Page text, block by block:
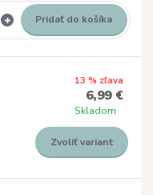
Pridať do košíka
13 % zľava
6,99 €
Skladom
Zvoliť variant